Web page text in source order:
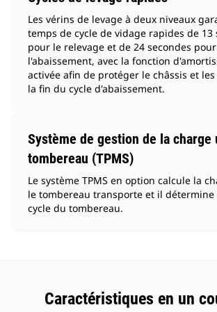
Les vérins de levage à deux niveaux
temps de cycle de vidage rapides de 13
pour le relevage et de 24 secondes pour
l'abaissement, avec la fonction
activée afin de protéger le châssis et
la fin du cycle d'abaissement.
Système de gestion de la charge
tombereau (TPMS)
Le système TPMS en option calcule la
le tombereau transporte et il détermine
cycle du tombereau.
Caractéristiques en un